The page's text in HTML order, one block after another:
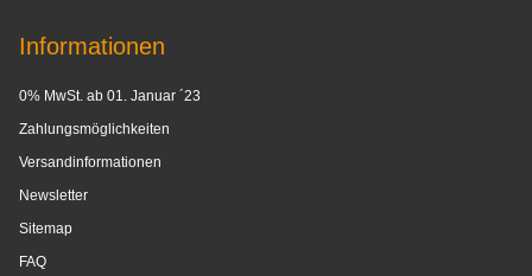
Informationen
0% MwSt. ab 01. Januar ´23
Zahlungsmöglichkeiten
Versandinformationen
Newsletter
Sitemap
FAQ